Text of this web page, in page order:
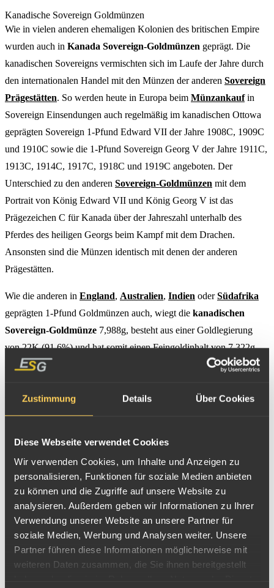
Zustimmung Details Über Cookies
Diese Webseite verwendet Cookies
Wir verwenden Cookies, um Inhalte und Anzeigen zu
personalisieren, Funktionen für soziale Medien anbieten
zu können und die Zugriffe auf unsere Website zu
analysieren. Außerdem geben wir Informationen zu Ihrer
Verwendung unserer Website an unsere Partner für
soziale Medien, Werbung und Analysen weiter. Unsere
Partner führen diese Informationen möglicherweise mit
weiteren Daten zusammen, die Sie ihnen bereitgestellt
Kanadische Sovereign Goldmünzen
Wie in vielen anderen ehemaligen Kolonien des britischen Empire
wurden auch in Kanada Sovereign-Goldmünzen geprägt. Die
kanadischen Sovereigns vermischten sich im Laufe der Jahre durch
den internationalen Handel mit den Münzen der anderen Sovereign
Prägestätten. So werden heute in Europa beim Münzankaufin
Sovereign Einsendungen auch regelmäßig im kanadischen Ottowa
geprägten Sovereign 1-Pfund Edward VII der Jahre 1908C, 1909C
und 1910C sowie die 1-Pfund Sovereign Georg V der Jahre 1911C,
1913C, 1914C, 1917C, 1918C und 1919C angeboten. Der
Unterschied zu den anderen Sovereign-Goldmünzen mit dem
Portrait von König Edward VII und König Georg V ist das
Prägezeichen C für Kanada über der Jahreszahl unterhalb des
Pferdes des heiligen Georgs beim Kampf mit dem Drachen.
Ansonsten sind die Münzen identisch mit denen der anderen
Prägestätten.
Wie die anderen in England, Australien, Indien oderSüdafrika
geprägten 1-Pfund Goldmünzen auch, wiegt die kanadischen
Sovereign-Goldmünze 7,988g, besteht aus einer Goldlegierung
von 22K (91,6%) und hat somit einen Feingoldinhalt von 7,322g
Au. Diese Münzlegierung macht die Sovereign Goldstücke
teilweise über 100 Jahren meist noch in einem guten Zustand sind.
Sovereign Durchmesser von 22,05mm und der Höhe von 1,52mm.